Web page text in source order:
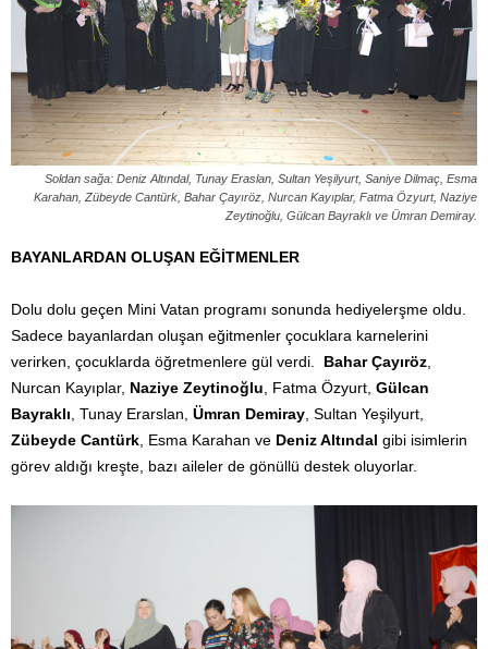
Soldan sağa: Deniz Altındal, Tunay Eraslan, Sultan Yeşilyurt, Saniye Dilmaç, Esma
Karahan, Zübeyde Cantürk, Bahar Çayıröz, Nurcan Kayıplar, Fatma Özyurt, Naziye
Zeytinoğlu, Gülcan Bayraklı ve Ümran Demiray.
BAYANLARDAN OLUŞAN EĞİTMENLER
Dolu dolu geçen Mini Vatan programı sonunda hediyelerşme oldu.
Sadece bayanlardan oluşan eğitmenler çocuklara karnelerini
verirken, çocuklarda öğretmenlere gül verdi. Bahar Çayıröz
Nurcan Kayıplar, Naziye Zeytinoğlu , Fatma Özyurt, Gülcan
Bayraklı , Tunay Erarslan, Ümran Demiray , Sultan Yeşilyurt,
Zübeyde Cantürk , Esma Karahan ve Deniz Altındal gibi isimlerin
görev aldığı kreşte, bazı aileler de gönüllü destek oluyorlar.